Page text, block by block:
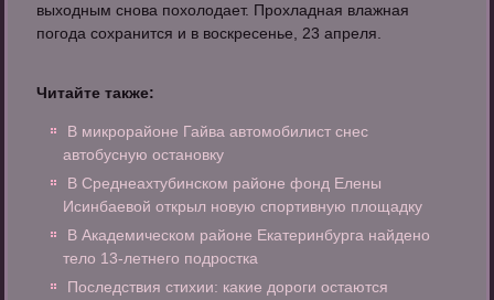
выходным снова похолодает. Прохладная влажная
погода сохранится и в воскресенье, 23 апреля.
Читайте также:
В микрорайоне Гайва автомобилист снес
автобусную остановку
В Среднеахтубинском районе фонд Елены
Исинбаевой открыл новую спортивную площадку
В Академическом районе Екатеринбурга найдено
тело 13-летнего подростка
Последствия стихии: какие дороги остаются